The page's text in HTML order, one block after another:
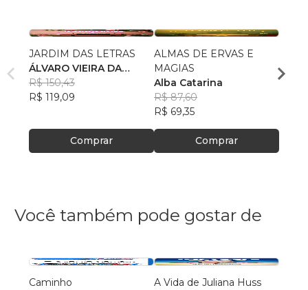
JARDIM DAS LETRAS
ÁLVARO VIEIRA DA
CUNHA
R$ 150,43
R$ 119,09
Comprar
ALMAS DE ERVAS E
MAGIAS
Alba Catarina
R$ 87,60
R$ 69,35
Comprar
Você também pode gostar de
Caminho
A Vida de Juliana Huss